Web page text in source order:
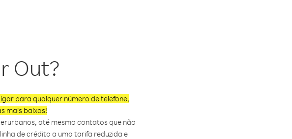
Out?
ligar para qualquer número de telefone,
mais baixas!
até mesmo contatos que não
de crédito a uma tarifa reduzida e